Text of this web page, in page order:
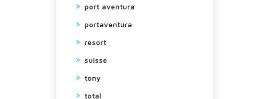
port aventura
portaventura
resort
suisse
tony
total